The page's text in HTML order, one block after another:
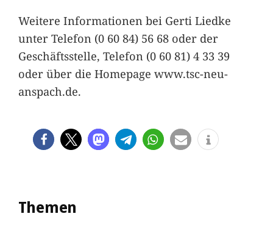
Weitere Informationen bei Gerti Liedke
unter Telefon (0 60 84) 56 68 oder der
Geschäftsstelle, Telefon (0 60 81) 4 33 39
oder über die Homepage www.tsc-neu-
anspach.de.
Themen